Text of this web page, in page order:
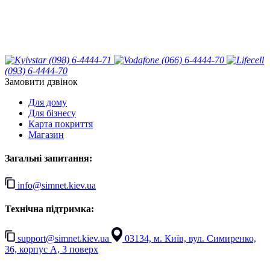
(098) 6-4444-71
(066) 6-4444-70
(093) 6-4444-70
Замовити дзвінок
Для дому
Для бізнесу
Карта покриття
Магазин
Загальні запитання:
info@simnet.kiev.ua
Технічна підтримка:
support@simnet.kiev.ua
03134, м. Київ, вул. Симиренко,
36, корпус А, 3 поверх